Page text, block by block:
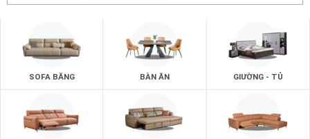
SOFA BĂNG BÀN ĂN GIƯỜNG - TỦ